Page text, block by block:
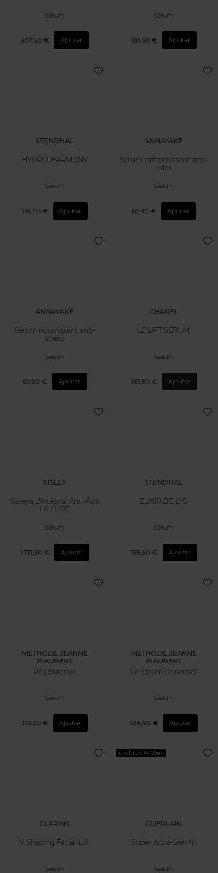
Sérum
307,50 € Ajouter
Sérum
181,50 € Ajouter
STENDHAL
HYDRO-HARMONY
Sérum
116,50 € Ajouter
ANNAYAKE
Sérum raffermissant anti-
rides
Sérum
61,90 € Ajouter
ANNAYAKE
Sérum nourrissant anti-
stress
Sérum
61,90 € Ajouter
CHANEL
LE LIFT SÉRUM
Sérum
181,50 € Ajouter
SISLEY
Sisleÿa L'Intégral Anti-Âge
LA CURE
Sérum
1 131,50 € Ajouter
STENDHAL
ELIXIR DE LYS
Sérum
155,50 € Ajouter
MÉTHODE JEANNE
PIAUBERT
Régénactive
Sérum
101,50 € Ajouter
MÉTHODE JEANNE
PIAUBERT
Le Sérum Universel
Sérum
108,90 € Ajouter
CLARINS
V Shaping Facial Lift
Sérum
Exclusivité Web
GUERLAIN
Super Aqua-Serum
Sérum